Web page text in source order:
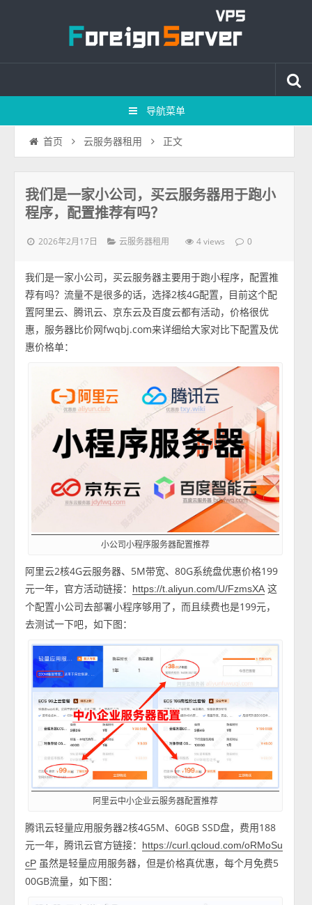
导航菜单
首页 云服务器租用 正文
我们是一家小公司，买云服务器用于跑小
程序，配置推荐有吗？
2026年2月17日 云服务器租用 4 views 0
我们是一家小公司，买云服务器主要用于跑小程序，配置推
荐有吗？流量不是很多的话，选择2核4G配置，目前这个配
置阿里云、腾讯云、京东云及百度云都有活动，价格很优
惠，服务器比价网fwqbj.com来详细给大家对比下配置及优
惠价格单：
小公司小程序服务器配置推荐
阿里云2核4G云服务器、5M带宽、80G系统盘优惠价格199
元一年，官方活动链接：
https://t.aliyun.com/U/FzmsXA这
个配置小公司去部署小程序够用了，而且续费也是199元，
去测试一下吧，如下图：
阿里云中小企业云服务器配置推荐
腾讯云轻量应用服务器2核4G5M、60GB SSD盘，费用188
元一年，腾讯云官方链接：
https://curl.qcloud.com/oRMoSu
cP 虽然是轻量应用服务器，但是价格真优惠，每个月免费5
00GB流量，如下图：